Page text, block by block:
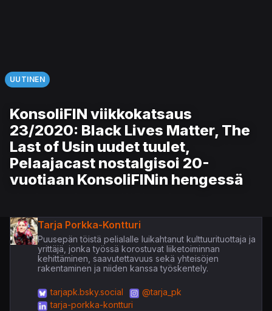
UUTINEN
KonsoliFIN viikkokatsaus
23/2020: Black Lives Matter, The
Last of Usin uudet tuulet,
Pelaajacast nostalgisoi 20-
vuotiaan KonsoliFINin hengessä
Tarja Porkka-Kontturi
Puusepän töistä pelialalle luikahtanut kulttuurituottaja ja
yrittäjä, jonka työssä korostuvat liiketoiminnan
kehittäminen, saavutettavuus sekä yhteisöjen
rakentaminen ja niiden kanssa työskentely.
tarjapk.bsky.social
@tarja_pk
tarja-porkka-kontturi